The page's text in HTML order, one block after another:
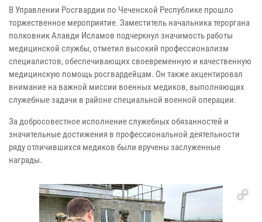
В Управлении Росгвардии по Чеченской Республике прошло
торжественное мероприятие. Заместитель начальника тероргана
полковник Алавди Исламов подчеркнул значимость работы
медицинской службы, отметил высокий профессионализм
специалистов, обеспечивающих своевременную и качественную
медицинскую помощь росгвардейцам. Он также акцентировал
внимание на важной миссии военных медиков, выполняющих
служебные задачи в районе специальной военной операции.
За добросовестное исполнение служебных обязанностей и
значительные достижения в профессиональной деятельности
ряду отличившихся медиков были вручены заслуженные
награды.